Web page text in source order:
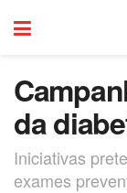
da
Iniciativas
exames